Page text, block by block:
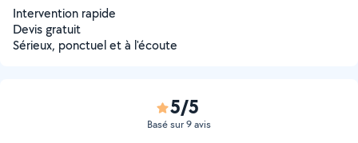
Intervention rapide
Devis gratuit
Sérieux, ponctuel et à l'écoute
5/5
Basé sur 9 avis